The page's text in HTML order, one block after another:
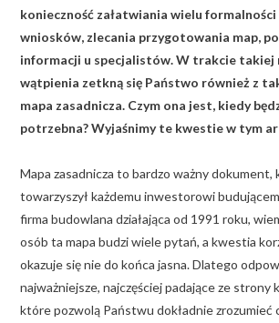
konieczność załatwiania wielu formalności
wniosków, zlecania przygotowania map,
informacji u specjalistów. W trakcie takiej
wątpienia zetkną się Państwo również z
mapa zasadnicza. Czym ona jest, kiedy
potrzebna? Wyjaśnimy te kwestie w tym
Mapa zasadnicza to bardzo ważny dokument,
towarzyszył każdemu inwestorowi
firma budowlana działająca od 1991 roku,
osób ta mapa budzi wiele pytań, a kwestia
okazuje się nie do końca jasna. Dlatego
najważniejsze, najczęściej padające ze strony
które pozwolą Państwu dokładnie zrozumieć